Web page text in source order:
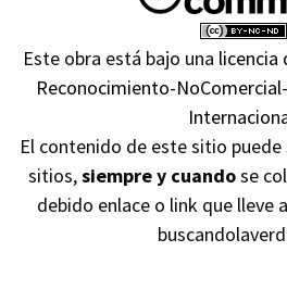
Este obra está bajo una licencia
Reconocimiento-
El contenido de este sitio
sitios,siempre y cuandose
debido enlace o link que lleve